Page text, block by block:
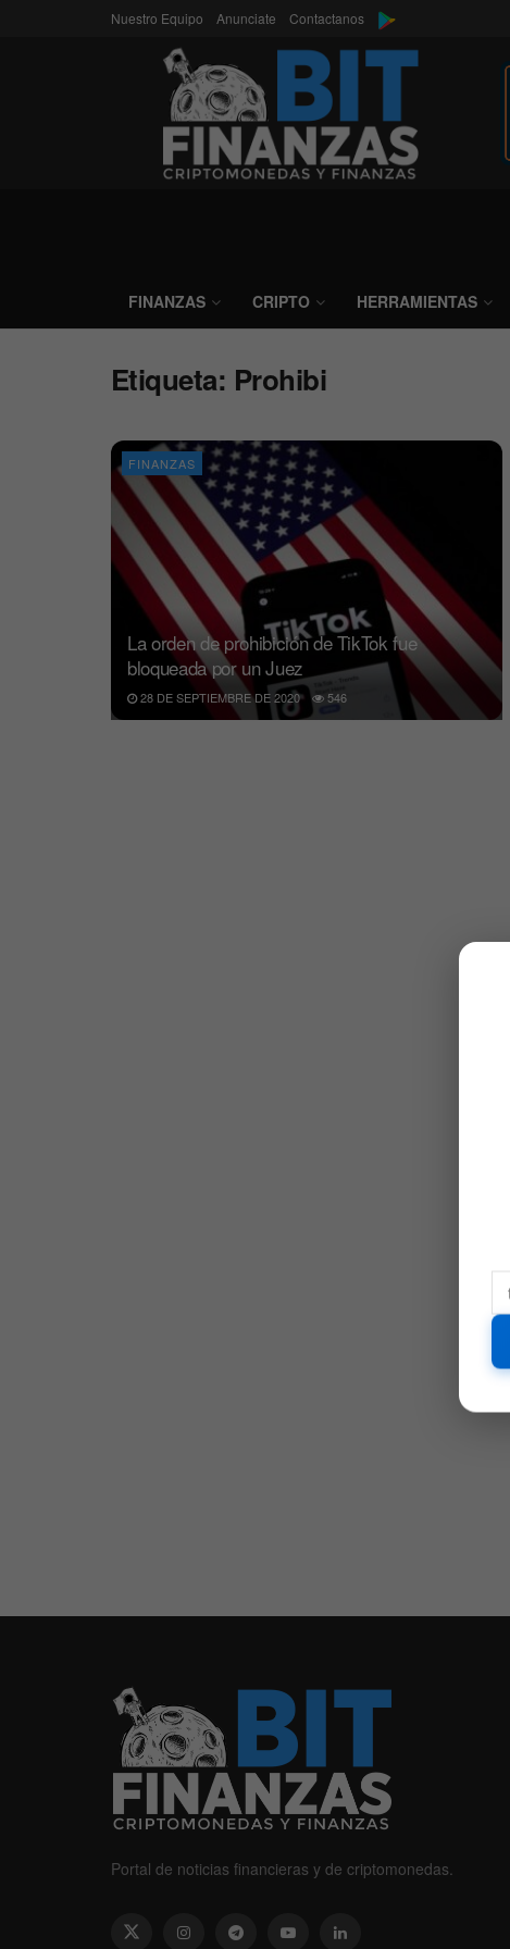
Nuestro Equipo Anunciate Contactanos
FINANZAS CRIPTO HERRAMIENTAS
Etiqueta: Prohibi
FINANZAS
La orden de prohibición de TikTok fue
bloqueada por un Juez
28 DE SEPTIEMBRE DE 2020 546
Portal de noticias financieras y de criptomonedas.